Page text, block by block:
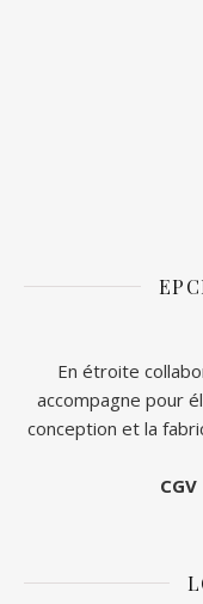
En étroite
accompagne pour
conception et la
CGV